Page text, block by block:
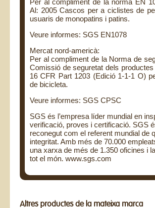
Per al compliment de la norma EN
Al: 2005 Cascos per a ciclistes de
usuaris de monopatins i patins.
Veure informes: SGS EN1078
Mercat nord-americà:
Per al compliment de la Norma de
Comissió de seguretat dels
16 CFR Part 1203 (Edició 1-1-1 O)
de bicicleta.
Veure informes: SGS CPSC
SGS és l’empresa líder mundial en
verificació, proves i certificació. SGS
reconegut com el referent mundial de
integritat. Amb més de 70.000
una xarxa de més de 1.350 oficines i
tot el món. www.sgs.com
Altres productes de la mateixa marca